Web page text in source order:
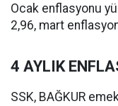
Ocak enflasyonu
2,96, mart
4 AYLIK
SSK, BAĞKUR